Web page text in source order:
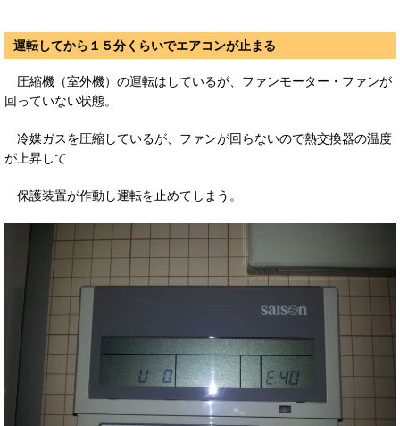
運転してから１５分くらいでエアコンが止まる
圧縮機（室外機）の運転はしているが、ファンモーター・ファンが
回っていない状態。
冷媒ガスを圧縮しているが、ファンが回らないので熱交換器の温度
が上昇して
保護装置が作動し運転を止めてしまう。